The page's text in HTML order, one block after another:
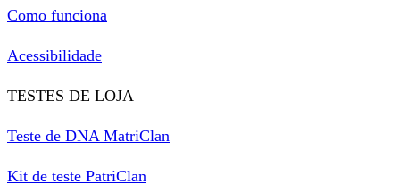
Como funciona
Acessibilidade
TESTES DE LOJA
Teste de DNA MatriClan
Kit de teste PatriClan